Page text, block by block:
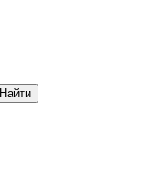
Найти